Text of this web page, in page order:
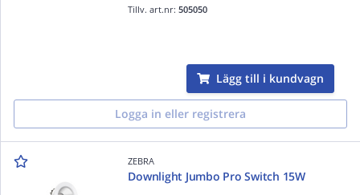
Tillv. art.nr:505050
Lägg till i kundvagn
Logga in eller registrera
ZEBRA
Downlight Jumbo Pro Switch 15W